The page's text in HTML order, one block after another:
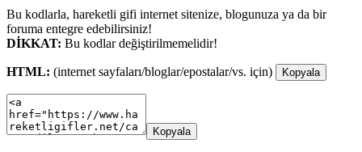
Bu kodlarla, hareketli gifi internet sitenize, blogunuza ya da bir
foruma entegre edebilirsiniz!
DİKKAT: Bu kodlar değiştirilmemelidir!
HTML: (internet sayfaları/bloglar/epostalar/vs. için) Kopyala
Kopyala